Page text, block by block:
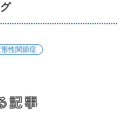
性関節症
記事